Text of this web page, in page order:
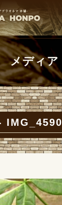
メディア
IMG_4590